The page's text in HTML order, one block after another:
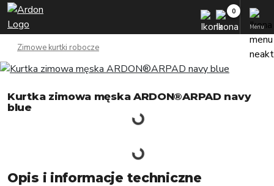
Menu
Zimowe kurtki robocze
Kurtka zimowa męska ARDON®ARPAD navy
blue
Opis i informacje techniczne